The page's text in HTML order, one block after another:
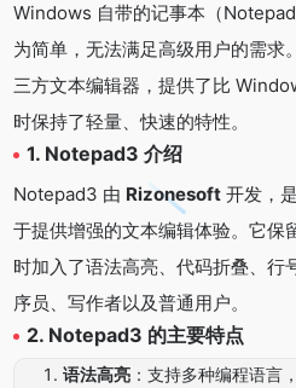
Windows 自带的记事本（
为简单，无法满足高级用户的需求。
三方文本编辑器，提供了比
时保持了轻量、快速的特性。
1. Notepad3 介绍
Notepad3 由 Rizonesoft 开发，
于提供增强的文本编辑体验。它保
时加入了语法高亮、代码折叠、行
序员、写作者以及普通用户。
2. Notepad3 的主要特点
语法高亮 ：支持多种编程语言